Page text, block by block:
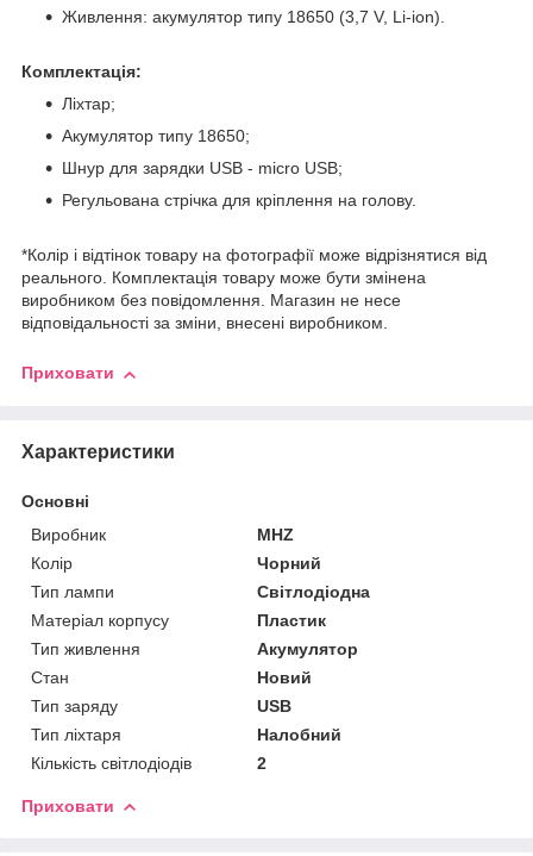
Живлення: акумулятор типу 18650 (3,7 V, Li-ion).
Комплектація:
Ліхтар;
Акумулятор типу 18650;
Шнур для зарядки USB - micro USB;
Регульована стрічка для кріплення на голову.
*Колір і відтінок товару на фотографії може відрізнятися від
реального. Комплектація товару може бути змінена
виробником без повідомлення. Магазин не несе
відповідальності за зміни, внесені виробником.
Приховати
Характеристики
Основні
Виробник
MHZ
Колір
Чорний
Тип лампи
Світлодіодна
Матеріал корпусу
Пластик
Тип живлення
Акумулятор
Стан
Новий
Тип заряду
USB
Тип ліхтаря
Налобний
Кількість світлодіодів
2
Приховати